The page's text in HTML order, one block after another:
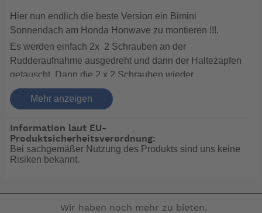
Hier nun endlich die beste Version ein Bimini
Sonnendach am Honda Honwave zu montieren !!!.
Es werden einfach 2x 2 Schrauben an der
Rudderaufnahme ausgedreht und dann der Haltezapfen
getauscht. Dann die 2 x 2 Schrauben wieder
einschrauben fertig :-)
VORSICHT die Edelstahlaufnahme ist scharfkantig (
Dann muss aber noch das Halteauge in der
Kiunststoffhalterung am Sonnendach auf 7 mm
aufgebohrt werden.
gehören nicht zum Leistungsumfang. --
Mehr anzeigen
Information laut EU-
Produktsicherheitsverordnung:
Bei sachgemäßer Nutzung des Produkts sind uns keine
Risiken bekannt.
Wir haben noch mehr zu bieten.